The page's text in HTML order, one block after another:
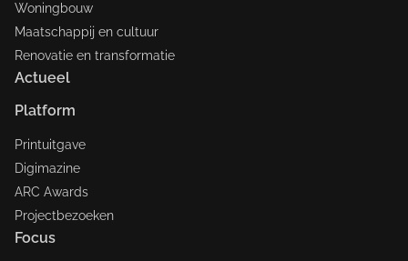
Woningbouw
Maatschappij en cultuur
Renovatie en transformatie
Actueel
Platform
Printuitgave
Digimazine
ARC Awards
Projectbezoeken
Focus